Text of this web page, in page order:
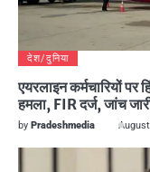
देश/दुनिया
एयरलाइन कर्मचारियों
हमला, FIR दर्ज, जांच
by Pradeshmedia